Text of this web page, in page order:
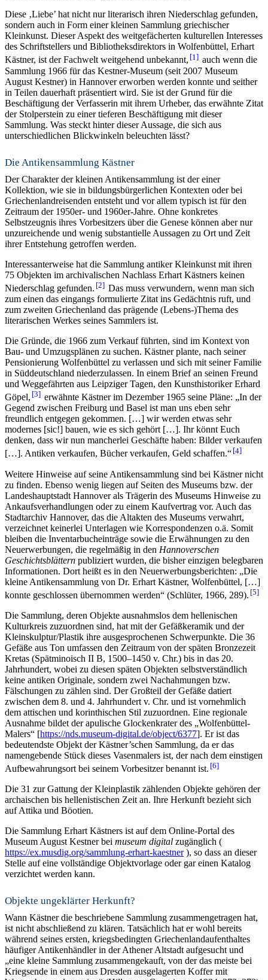
Diese ‚Liebe’ hat nicht nur literarisch ihren Niederschlag gefunden,
sondern auch in Form einer kleinen Sammlung griechischer
Kleinkunst. Dieser Aspekt des weitgefächerten kulturellen Interesses
des Schriftstellers und Bibliotheksdirektors in Wolfenbüttel, Erhart
Kästner, ist der Fachwelt weitgehend unbekannt, 1
auch wenn die
Sammlung 1966 für das Kestner-Museum (seit 2007 Museum
August Kestner) in Hannover erworben werden konnte und seither
in Teilen dauerhaft präsentiert wird. Sie ist der Grund für die
Beschäftigung der Verfasserin mit ihrem Urheber, das erwähnte Zitat
der Stolperstein zu einer tieferen Beschäftigung mit dieser
Sammlung. Was steckt hinter dieser Aussage, die sich aus
unterschiedlichen Blickwinkeln beleuchten lässt?
Die Antikensammlung Kästner
Der Charakter der kleinen Antikensammlung ist der einer
Kollektion, wie sie in bildungsbürgerlichen Kontexten oder bei
Griechenlandreisenden entsteht und vor allem typisch ist für den
Zeitraum der 1950er- und 1960er-Jahre. Ohne konkretes
Selbstzeugnis ihres Vorbesitzers über die Genese können aber nur
unzureichende und wenig substantielle Aussagen zu Ort und Zeit
ihrer Entstehung getroffen werden.
Interessanterweise hat die Sammlung antiker Kleinkunst mit ihren
75 Objekten im archivalischen Nachlass Erhart Kästners keinen
Niederschlag gefunden. 2
Das muss verwundern, wenn man sich
zum einen das eingangs formulierte Zitat ins Gedächtnis ruft, und
zum zweiten Griechenland das prägende (Lebens-)Thema des
literarischen Werkes seines Sammlers ist.
Die Gründe, die 1966 zum Verkauf führten, sind im Kontext von
Bau- und Umzugsplänen zu suchen. Kästner plante, nach seiner
Pensionierung Wolfenbüttel zu verlassen und sich mit seiner Familie
in Süddeutschland niederzulassen. In einem Brief an seinen Freund
und Weggefährten aus Leipziger Tagen, den Kunsthistoriker Erhard
Göpel, 3
erwähnte Kästner im Dezember 1965 seine Pläne: „In der
Gegend zwischen Freiburg und Basel ist man uns eben sehr
freundlich entgegen gekommen. […] wir werden etwas sehr
modernes [sic!] bauen, wie es sich gehört […]. Ihr könnt Euch
denken, dass wir nun mancherlei Geschäfte haben: Bilder verkaufen
[…]. Antiken verkaufen, Bücher verkaufen, Geld schaffen.“ 4
Weitere Hinweise auf seine Antikensammlung sind bei Kästner nicht
zu finden. Ebenso wenig liegen auf Seiten des Museums bzw. der
Landeshauptstadt Hannover als Trägerin des Museums Hinweise zu
Ankaufsverhandlungen oder zu einem Kaufvertrag vor. Auch das
Stadtarchiv Hannover, das die Altakten des Museums verwahrt,
verzeichnet keinerlei Unterlagen wie Korrespondenzen o.ä. Somit
bleiben die Inventarbucheinträge sowie die Erwähnungen zu den
Neuerwerbungen, die regelmäßig in den Hannoverschen
Geschichtsblättern publiziert wurden, die bisher einzigen belegbaren
Informationen. Dort heißt es in den Neuerwerbungsberichten: „Die
kleine Antikensammlung von Dr. Erhart Kästner, Wolfenbüttel, […]
konnte geschlossen übernommen werden“ (Schlüter, 1966, 289). 5
Die Sammlung, deren Objekte ausnahmslos dem hellenischen
Kulturkreis zuzuordnen sind, hat mit der Gefäßkeramik und der
Kleinskulptur/Plastik ihre ausgesprochenen Schwerpunkte. Die 36
Gefäße aus Ton umfassen den Zeitraum von der späten Bronzezeit
Kretas (Spätminoisch II B, 1500–1450 v. Chr.) bis in das 20.
Jahrhundert, wobei zu diesen späten Objekten selbstverständlich
keine antiken Originale, sondern zwei Nachahmungen bzw.
Fälschungen zu zählen sind. Der Großteil der Gefäße datiert
zwischen dem 8. und 4. Jahrhundert v. Chr. und ist vornehmlich
dem attischen und korinthischen Stil zuzuordnen. Eine regionale
Ausnahme bildet der apulische Glockenkrater des „Wolfenbüttel-
Malers“ [https://nds.museum-digital.de/object/6377]. Er ist das
bedeutendste Objekt der Kästner’schen Sammlung, da er das
namengebende Stück dieses Vasenmalers ist, der nach dem einstigen
Aufbewahrungsort bei seinem Vorbesitzer benannt ist. 6
Die 31 zur Gattung der Kleinplastik zählenden Objekte gehören der
archaischen bis hellenistischen Zeit an. Ihre Herkunft bezieht sich
auf Attika und Böotien.
Die Sammlung Erhart Kästners ist auf dem Online-Portal des
Museum August Kestner bei museum digital zugänglich (
https://ex.musdig.org/sammlung-erhart-kaestner), so dass an dieser
Stelle auf eine vollständige Objektvorlage oder gar einen Katalog
verzichtet werden kann.
Objekte ungeklärter Herkunft?
Wann Kästner die beschriebene Sammlung zusammengetragen hat,
ist nicht abschließend zu klären. Tatsächlich hat er wohl bereits
während seines ersten, kriegsbedingten Griechenlandaufenthaltes
häufiger Antikenhändler in der Athener Altstadt aufgesucht und
„eine kleine Sammlung zusammengekauft, von der das meiste bei
Kriegsende in einem aus Dresden ausgelagerten Koffer mit